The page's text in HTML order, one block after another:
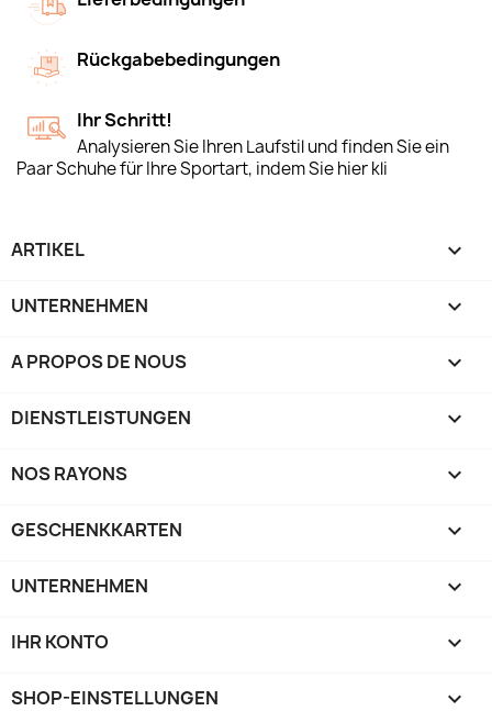
Rückgabebedingungen
Ihr Schritt!
Analysieren Sie Ihren Laufstil und finden Sie ein
Paar Schuhe für Ihre Sportart, indem Sie hier kli
ARTIKEL 
UNTERNEHMEN 
A PROPOS DE NOUS 
DIENSTLEISTUNGEN 
NOS RAYONS 
GESCHENKKARTEN 
UNTERNEHMEN 
IHR KONTO 
SHOP-EINSTELLUNGEN keyboard_arrow_down